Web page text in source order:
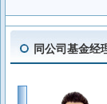
同公司基金经